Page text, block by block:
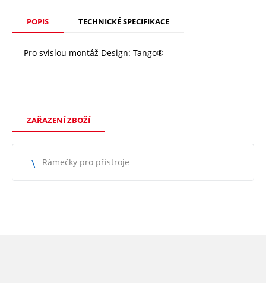
POPIS TECHNICKÉ SPECIFIKACE
Pro svislou montáž Design: Tango®
ZAŘAZENÍ ZBOŽÍ
Rámečky pro přístroje